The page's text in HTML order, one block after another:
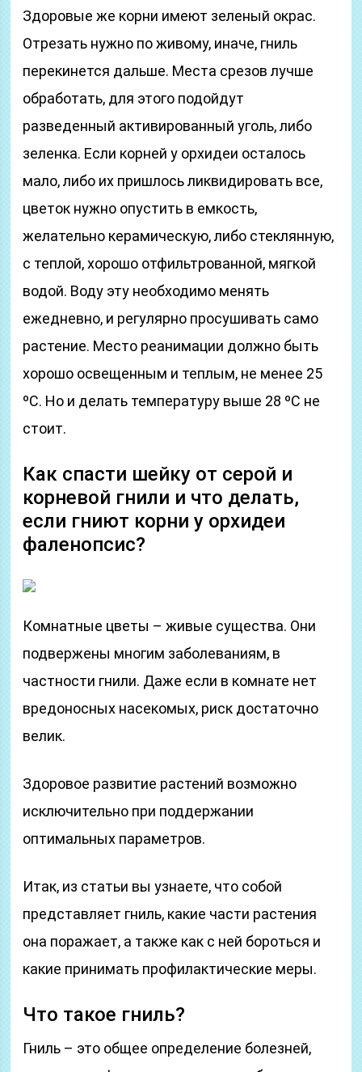
Здоровые же корни имеют зеленый окрас.
Отрезать нужно по живому, иначе, гниль
перекинется дальше. Места срезов лучше
обработать, для этого подойдут
разведенный активированный уголь, либо
зеленка. Если корней у орхидеи осталось
мало, либо их пришлось ликвидировать все,
цветок нужно опустить в емкость,
желательно керамическую, либо стеклянную,
с теплой, хорошо отфильтрованной, мягкой
водой. Воду эту необходимо менять
ежедневно, и регулярно просушивать само
растение. Место реанимации должно быть
хорошо освещенным и теплым, не менее 25
ºC. Но и делать температуру выше 28 ºC не
стоит.
Как спасти шейку от серой и
корневой гнили и что делать,
если гниют корни у орхидеи
фаленопсис?
Комнатные цветы – живые существа. Они
подвержены многим заболеваниям, в
частности гнили. Даже если в комнате нет
вредоносных насекомых, риск достаточно
велик.
Здоровое развитие растений возможно
исключительно при поддержании
оптимальных параметров.
Итак, из статьи вы узнаете, что собой
представляет гниль, какие части растения
она поражает, а также как с ней бороться и
какие принимать профилактические меры.
Что такое гниль?
Гниль – это общее определение болезней,